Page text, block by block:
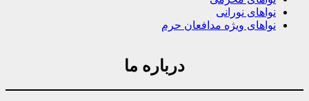
نواهای نورانی
نواهای ویژه مدافعان حرم
درباره ما